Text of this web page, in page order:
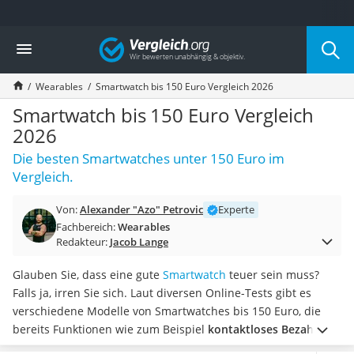
Die beliebtesten Vergleiche nach Kategorie
Freizeit & Sport
Gartentrampolin
Trampolin
Metalldetektor
Eufab-Fahrradträger
Trampolin 366 cm
Fahrradschloss
Aluminium-Koffer
Air Bike
E-Bike-Dreirad
Trekkingschuhe Herren
Reisetasche mit Rollen
Klimmzugstation
Koffer
Nachtsichtgerät
Faltschloss
Vergleich
Wearables Smartwatch bis 150 Euro Vergleich 2026
Smartwatch bis 150 Euro Vergleich
2026
Die besten Smartwatches unter 150 Euro im
Vergleich.
Von:Alexander "Azo" Petrovic
Experte
Fachbereich:Wearables
Redakteur: Jacob Lange
Glauben Sie, dass eine gute Smartwatch teuer sein muss?
Falls ja, irren Sie sich. Laut diversen Online-Tests gibt es
verschiedene Modelle von Smartwatches bis 150 Euro, die
bereits Funktionen wie zum Beispiel kontaktloses Bezahlen
oder Herzfrequenzmessungunterstützen. Auch ein